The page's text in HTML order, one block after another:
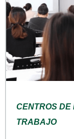
CENTROS DE
TRABAJO